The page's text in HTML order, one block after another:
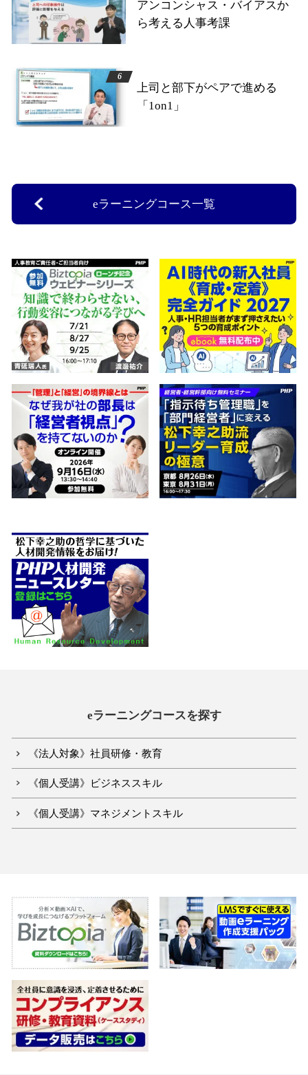
アンコンシャス・バイアスか
ら考える人事考課
上司と部下がペアで進める
「1on1」
eラーニングコース一覧
eラーニングコースを探す
《法人対象》社員研修・教育
《個人受講》ビジネススキル
《個人受講》マネジメントスキル